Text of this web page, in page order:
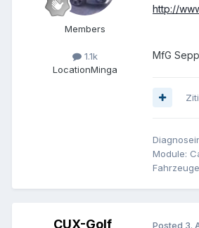
Members
1.1k
LocationMinga
http://
MfG Sepp
Module:
CUX-Golf Posted 3.